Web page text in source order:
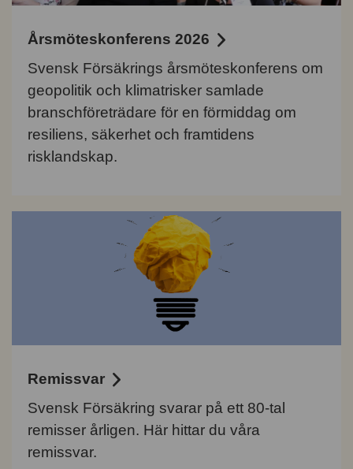
Årsmöteskonferens 2026
Svensk Försäkrings årsmöteskonferens om
geopolitik och klimatrisker samlade
branschföreträdare för en förmiddag om
resiliens, säkerhet och framtidens
risklandskap.
Remissvar
Svensk Försäkring svarar på ett 80-tal
remisser årligen. Här hittar du våra
remissvar.